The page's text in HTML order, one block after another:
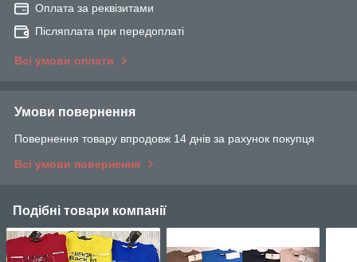
Оплата за реквізитами
Післяплата при передоплаті
Всі умови оплати
Умови повернення
Повернення товару впродовж 14 днів за рахунок покупця
Всі умови повернення
Подібні товари компанії